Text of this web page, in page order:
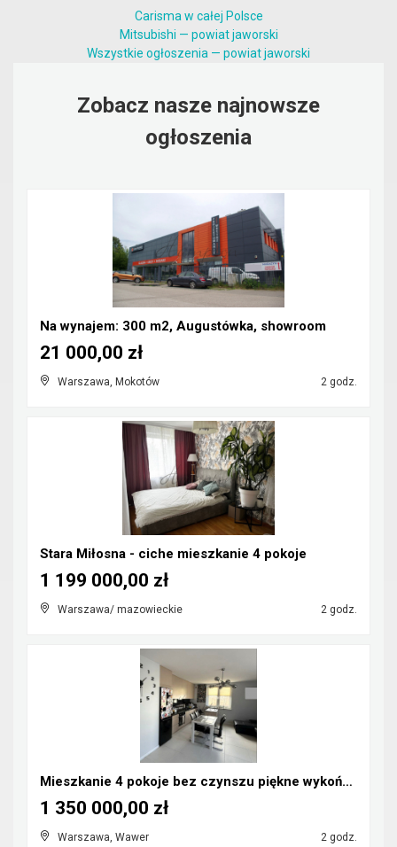
Carisma w całej Polsce
Mitsubishi — powiat jaworski
Wszystkie ogłoszenia — powiat jaworski
Zobacz nasze najnowsze
ogłoszenia
Na wynajem: 300 m2, Augustówka, showroom
Warszawa, Mokotów 2 godz.
21 000,00 zł
Stara Miłosna - ciche mieszkanie 4 pokoje
Warszawa/ mazowieckie 2 godz.
1 199 000,00 zł
Mieszkanie 4 pokoje bez czynszu piękne wykończenie...
Warszawa, Wawer 2 godz.
1 350 000,00 zł